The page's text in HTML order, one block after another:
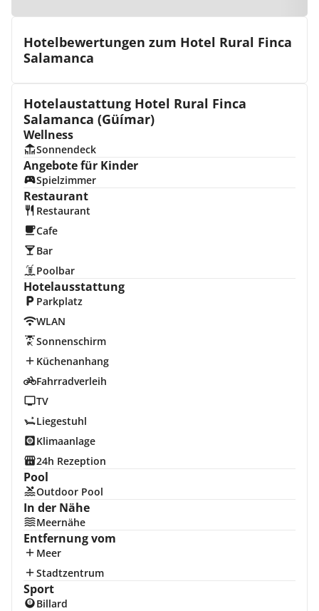
Hotelbewertungen zum Hotel Rural Finca
Salamanca
Hotelaustattung Hotel Rural Finca
Salamanca (Güímar)
Wellness
Sonnendeck
Angebote für Kinder
Spielzimmer
Restaurant
Restaurant
Cafe
Bar
Poolbar
Hotelausstattung
Parkplatz
WLAN
Sonnenschirm
Küchenanhang
Fahrradverleih
TV
Liegestuhl
Klimaanlage
24h Rezeption
Pool
Outdoor Pool
In der Nähe
Meernähe
Entfernung vom
Meer
Stadtzentrum
Sport
Billard